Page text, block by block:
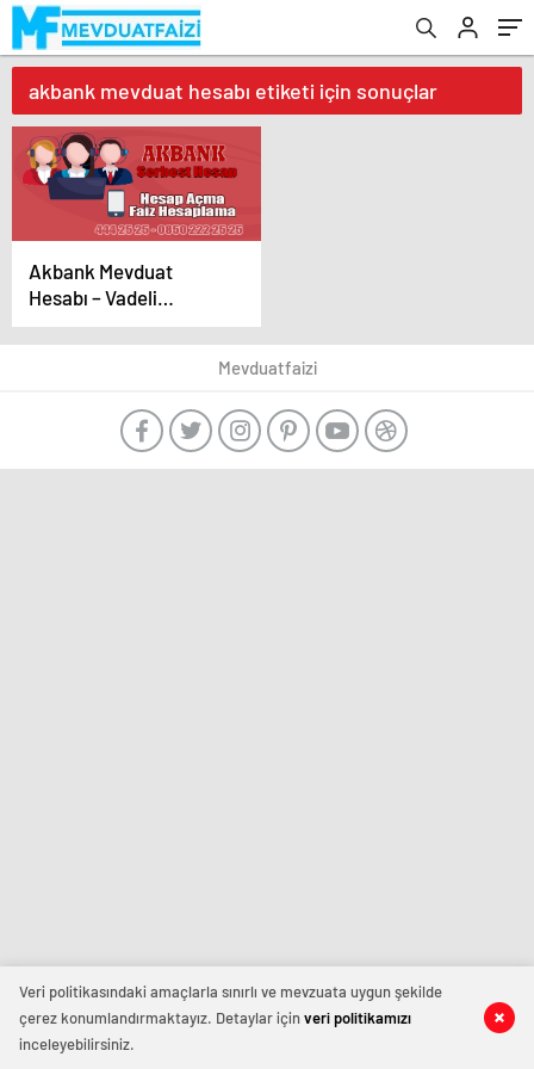
akbank mevduat hesabı etiketi için sonuçlar
Akbank Mevduat
Hesabı – Vadeli
Vadesiz Faiz Oranları
Mevduatfaizi
Veri politikasındaki amaçlarla sınırlı ve mevzuata uygun şekilde
çerez konumlandırmaktayız. Detaylar içinveri politikamızı
inceleyebilirsiniz.